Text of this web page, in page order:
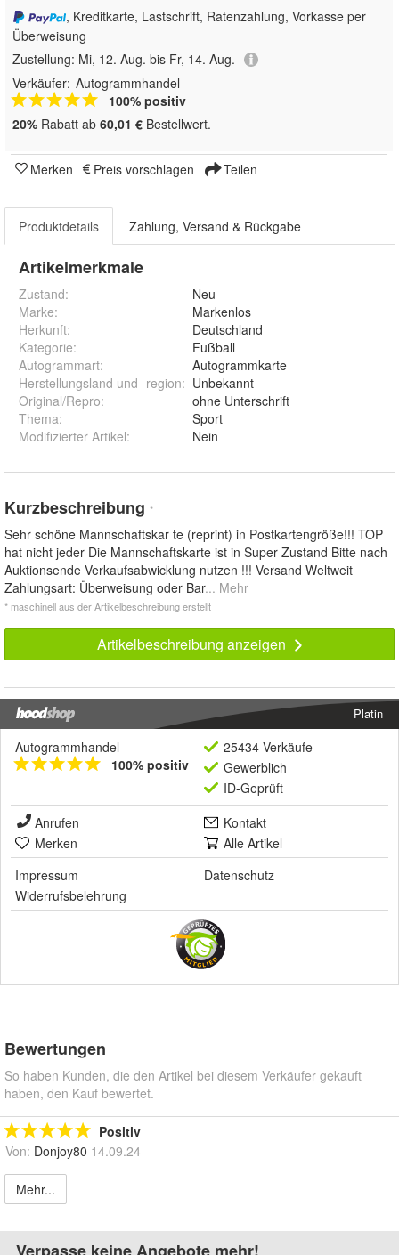
, Kreditkarte, Lastschrift, Ratenzahlung, Vorkasse per
Überweisung
Zustellung: Mi, 12. Aug. bis Fr, 14. Aug.
Verkäufer: Autogrammhandel
100% positiv
20% Rabatt ab 60,01 € Bestellwert.
Merken Preis vorschlagen Teilen
Produktdetails Zahlung, Versand & Rückgabe
Artikelmerkmale
Zustand:
Neu
Marke:
Markenlos
Herkunft:
Deutschland
Kategorie:
Fußball
Autogrammart:
Autogrammkarte
Herstellungsland und -region: Unbekannt
Original/Repro:
ohne Unterschrift
Thema:
Sport
Modifizierter Artikel: Nein
Kurzbeschreibung *
Sehr schöne Mannschaftskar te (reprint) in Postkartengröße!!! TOP
hat nicht jeder Die Mannschaftskarte ist in Super Zustand Bitte nach
Auktionsende Verkaufsabwicklung nutzen !!! Versand Weltweit
Zahlungsart: Überweisung oder Bar... Mehr
* maschinell aus der Artikelbeschreibung erstellt
Artikelbeschreibung anzeigen
Platin
Autogrammhandel
100% positiv
25434 Verkäufe
Gewerblich
ID-Geprüft
Anrufen
Kontakt
Merken
Alle Artikel
Impressum
Datenschutz
Widerrufsbelehrung
Bewertungen
So haben Kunden, die den Artikel bei diesem Verkäufer gekauft
haben, den Kauf bewertet.
Positiv
Von: Donjoy80 14.09.24
Mehr...